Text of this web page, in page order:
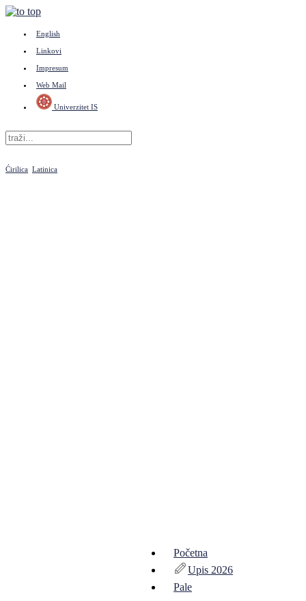
English
Linkovi
Impresum
Web Mail
Univerzitet IS
Ćirilica Latinica
Početna
Upis 2026
Pale